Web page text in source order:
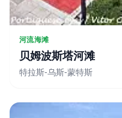
河流海滩
贝姆波斯塔河滩
特拉斯-乌斯-蒙特斯